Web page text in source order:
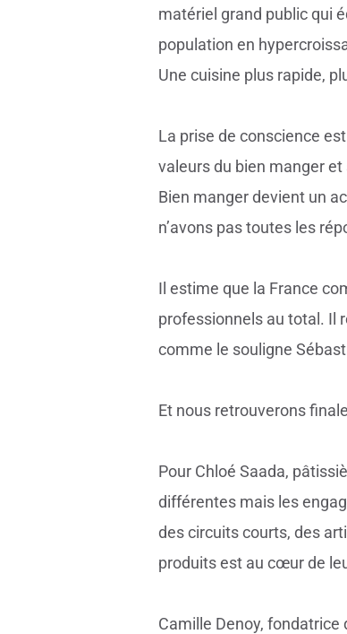
matériel grand public qui
population en
Une cuisine plus rapide,
La prise de conscience
valeurs du bien manger
Bien manger devient un
n’avons pas toutes les
Il estime que la France
professionnels au total. Il
comme le souligne
Et nous retrouverons
Pour Chloé Saada,
différentes mais les
des circuits courts, des
produits est au cœur de
Camille Denoy, fondatrice